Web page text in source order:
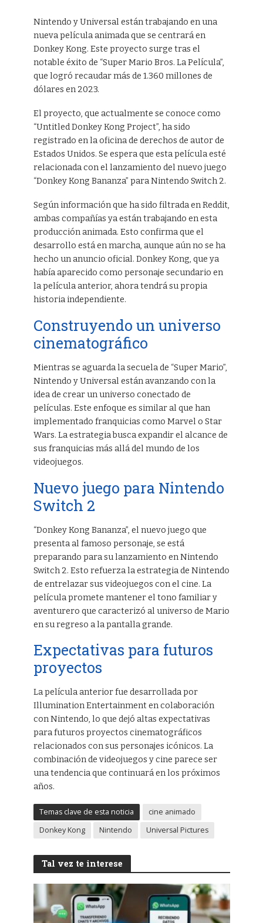
Nintendo y Universal están trabajando en una
nueva película animada que se centrará en
Donkey Kong. Este proyecto surge tras el
notable éxito de “Super Mario Bros. La Película”,
que logró recaudar más de 1.360 millones de
dólares en 2023.
El proyecto, que actualmente se conoce como
“Untitled Donkey Kong Project”, ha sido
registrado en la oficina de derechos de autor de
Estados Unidos. Se espera que esta película esté
relacionada con el lanzamiento del nuevo juego
“Donkey Kong Bananza” para Nintendo Switch 2.
Según información que ha sido filtrada en Reddit,
ambas compañías ya están trabajando en esta
producción animada. Esto confirma que el
desarrollo está en marcha, aunque aún no se ha
hecho un anuncio oficial. Donkey Kong, que ya
había aparecido como personaje secundario en
la película anterior, ahora tendrá su propia
historia independiente.
Construyendo un universo
cinematográfico
Mientras se aguarda la secuela de “Super Mario”,
Nintendo y Universal están avanzando con la
idea de crear un universo conectado de
películas. Este enfoque es similar al que han
implementado franquicias como Marvel o Star
Wars. La estrategia busca expandir el alcance de
sus franquicias más allá del mundo de los
videojuegos.
Nuevo juego para Nintendo
Switch 2
“Donkey Kong Bananza”, el nuevo juego que
presenta al famoso personaje, se está
preparando para su lanzamiento en Nintendo
Switch 2. Esto refuerza la estrategia de Nintendo
de entrelazar sus videojuegos con el cine. La
película promete mantener el tono familiar y
aventurero que caracterizó al universo de Mario
en su regreso a la pantalla grande.
Expectativas para futuros
proyectos
La película anterior fue desarrollada por
Illumination Entertainment en colaboración
con Nintendo, lo que dejó altas expectativas
para futuros proyectos cinematográficos
relacionados con sus personajes icónicos. La
combinación de videojuegos y cine parece ser
una tendencia que continuará en los próximos
años.
Temas clave de esta noticia
cine animado
Donkey Kong
Nintendo Universal Pictures
Tal vez te interese